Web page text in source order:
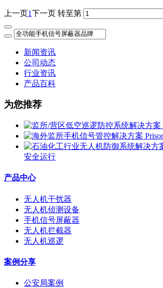
上一页1下一页 转至第
新闻资讯
公司动态
行业资讯
产品百科
为您推荐
安全运行
产品中心
无人机干扰器
无人机侦测设备
手机信号屏蔽器
无人机拦截器
无人机巡逻
案例分享
公安局案例